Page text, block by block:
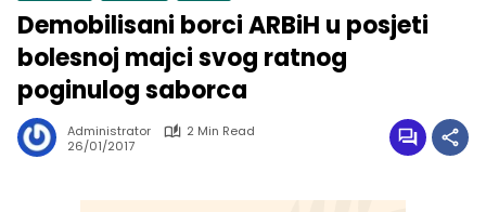
Demobilisani borci ARBiH u posjeti
bolesnoj majci svog ratnog
poginulog saborca
Administrator
2 Min Read
26/01/2017